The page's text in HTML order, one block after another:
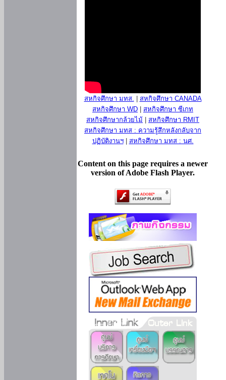
สหกิจศึกษา มทส.
สหกิจศึกษา CANADA
สหกิจศึกษา WD
สหกิจศึกษา ซีเกท
สหกิจศึกษากล้วยไม้
สหกิจศึกษา RMIT
สหกิจศึกษา มทส : ความรู้สึกหลังกลับจาก
ปฏิบัติงานฯ| สหกิจศึกษา มทส : นศ.
Content on this page requires a newer
version of Adobe Flash Player.